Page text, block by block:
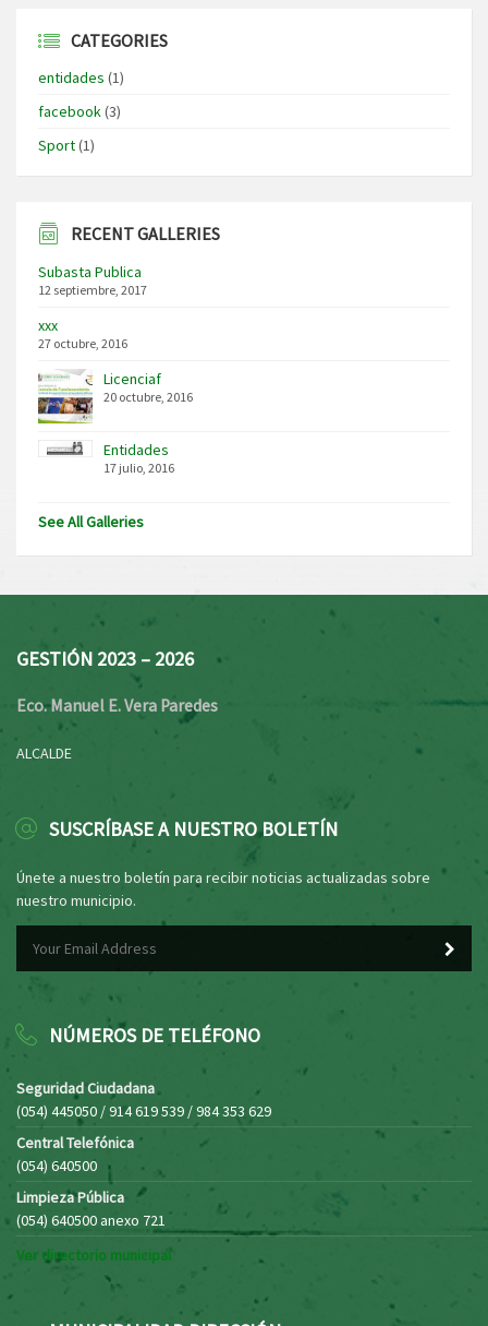
CATEGORIES
entidades (1)
facebook(3)
Sport(1)
RECENT GALLERIES
Subasta Publica
12 septiembre, 2017
xxx
27 octubre, 2016
Licenciaf
20 octubre, 2016
Entidades
17 julio, 2016
See All Galleries
GESTIÓN 2023 – 2026
Eco. Manuel E. Vera Paredes
ALCALDE
SUSCRÍBASE A NUESTRO BOLETÍN
Únete a nuestro boletín para recibir noticias actualizadas sobre
nuestro municipio.
NÚMEROS DE TELÉFONO
Seguridad Ciudadana
(054) 445050 / 914 619 539 / 984 353 629
Central Telefónica
(054) 640500
Limpieza Pública
(054) 640500 anexo 721
Ver directorio municipal